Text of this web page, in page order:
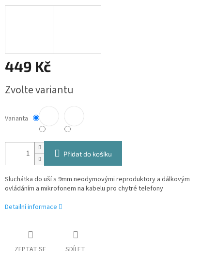
449 Kč
cena:
Zvolte variantu
Varianta
Přidat do košíku
Sluchátka do uší s 9mm neodymovými reproduktory a dálkovým
ovládáním a mikrofonem na kabelu pro chytré telefony
Detailní informace
ZEPTAT SE SDÍLET